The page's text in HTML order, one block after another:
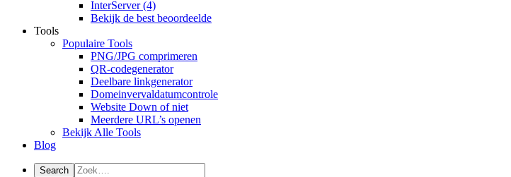
InterServer(4)
Bekijk de best beoordeelde
Tools
Populaire Tools
PNG/JPG comprimeren
QR-codegenerator
Deelbare linkgenerator
Domeinvervaldatumcontrole
Website Down of niet
Meerdere URL’s openen
Bekijk Alle Tools
Blog